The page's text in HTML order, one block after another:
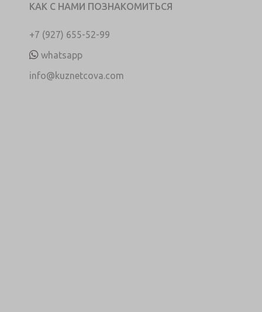
КАК С НАМИ ПОЗНАКОМИТЬСЯ
+7 (927) 655-52-99
whatsapp
info@kuznetcova.com